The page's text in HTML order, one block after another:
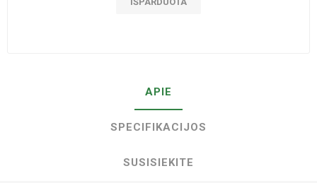
APIE
SPECIFIKACIJOS
SUSISIEKITE